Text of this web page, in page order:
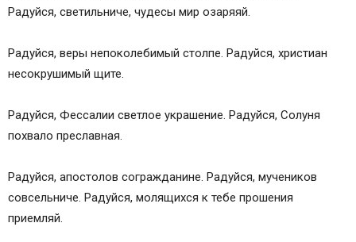
Радуйся, светильниче, чудесы мир озаряяй.
Радуйся, веры непоколебимый столпе. Радуйся, христиан
несокрушимый щите.
Радуйся, Фессалии светлое украшение. Радуйся, Солуня
похвало преславная.
Радуйся, апостолов согражданине. Радуйся, мучеников
совсельниче. Радуйся, молящихся к тебе прошения
приемляй.